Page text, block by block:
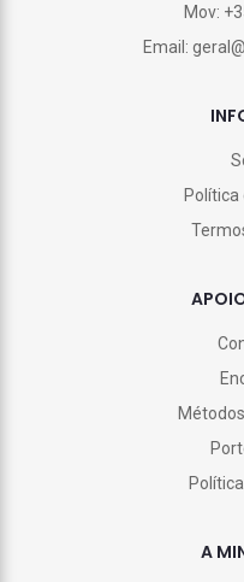
Mov:
Email:
Política
A